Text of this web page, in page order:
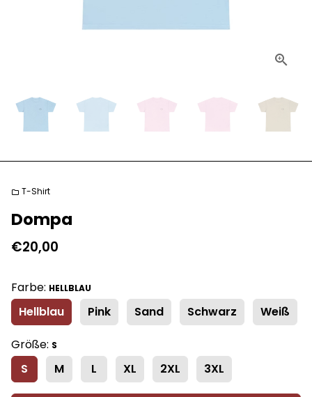
folder T-Shirt
Dompa
€20,00
Farbe: HELLBLAU
Hellblau Pink Sand Schwarz Weiß
Größe: S
S M L XL 2XL 3XL